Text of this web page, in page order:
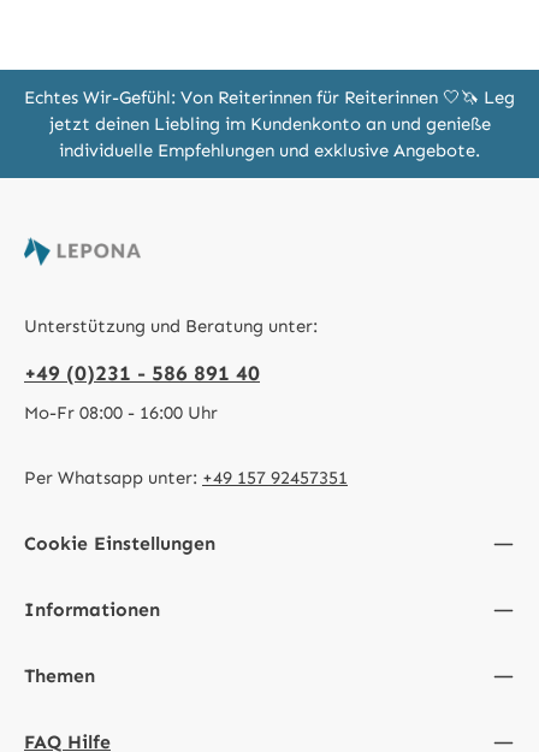
Echtes Wir-Gefühl: Von Reiterinnen für Reiterinnen 🤍🦄 Leg
jetzt deinen Liebling im Kundenkonto an und genieße
individuelle Empfehlungen und exklusive Angebote.
Unterstützung und Beratung unter:
+49 (0)231 - 586 891 40
Mo-Fr 08:00 - 16:00 Uhr
Per Whatsapp unter: +49 157 92457351
Cookie Einstellungen
Informationen
Themen
FAQ Hilfe